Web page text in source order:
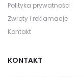
Polityka prywatności
Zwroty i reklamacje
Kontakt
KONTAKT